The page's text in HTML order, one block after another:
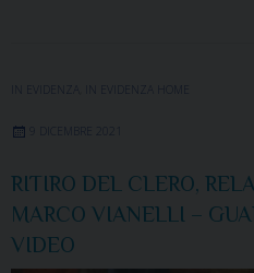
IN EVIDENZA IN EVIDENZA HOME
RITIRO DEL CLERO,
MARCO VIANELLI –
VIDEO